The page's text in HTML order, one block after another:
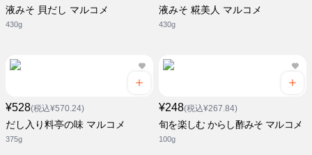
液みそ 貝だし マルコメ
430g
液みそ 糀美人 マルコメ
430g
¥528(税込¥570.24)
だし入り料亭の味 マルコメ
375g
¥248(税込¥267.84)
旬を楽しむ からし酢みそ マルコメ
100g